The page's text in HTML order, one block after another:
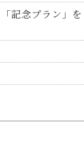
記念プラン」を